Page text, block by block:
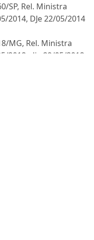
SP, Rel. Ministra
2014, DJe 22/05/2014
MG, Rel. Ministra
2018, dje 29/05/2018